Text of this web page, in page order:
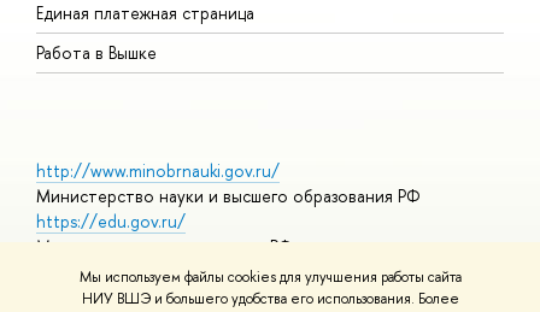
Мы используем файлы cookies для улучшения работы сайта
НИУ ВШЭ и большего удобства его использования. Более
Единая платежная страница
Работа в Вышке
http://www.minobrnauki.gov.ru/
Министерство науки и высшего образования РФ
https://edu.gov.ru/
Министерство просвещения РФ
https://elearning.hse.ru/mooc
Массовые открытые онлайн-курсы